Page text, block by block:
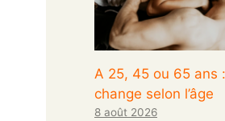
A 25, 45 ou 65 ans
change selon l’âge
8 août 2026